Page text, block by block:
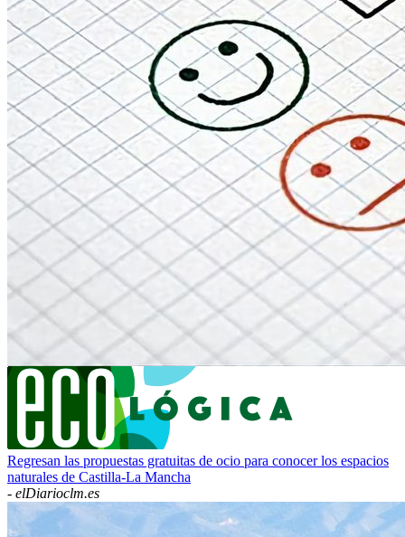
Regresan las propuestas gratuitas de ocio para conocer los espacios
naturales de Castilla-La Mancha
- elDiarioclm.es